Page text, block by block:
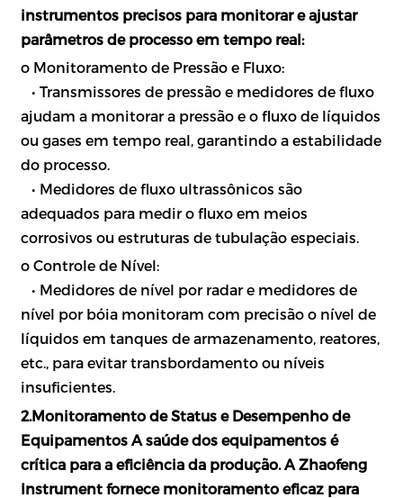
instrumentos precisos para monitorar e ajustar
parâmetros de processo em tempo real:
o Monitoramento de Pressão e Fluxo:
• Transmissores de pressão e medidores de fluxo
ajudam a monitorar a pressão e o fluxo de líquidos
ou gases em tempo real, garantindo a estabilidade
do processo.
• Medidores de fluxo ultrassônicos são
adequados para medir o fluxo em meios
corrosivos ou estruturas de tubulação especiais.
o Controle de Nível:
• Medidores de nível por radar e medidores de
nível por bóia monitoram com precisão o nível de
líquidos em tanques de armazenamento, reatores,
etc., para evitar transbordamento ou níveis
insuficientes.
2.Monitoramento de Status e Desempenho de
Equipamentos A saúde dos equipamentos é
crítica para a eficiência da produção. A Zhaofeng
Instrument fornece monitoramento eficaz para